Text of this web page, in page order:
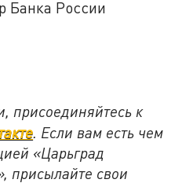
Банка России
присоединяйтесь к
. Если вам есть чем
«Царьград
присылайте свои